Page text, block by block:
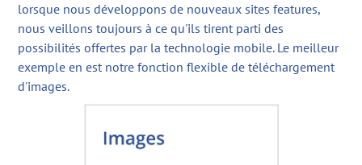
lorsque nous développons de nouveaux sites features,
nous veillons toujours à ce qu'ils tirent parti des
possibilités offertes par la technologie mobile. Le meilleur
exemple en est notre fonction flexible de téléchargement
d'images.